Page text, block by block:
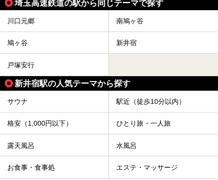
埼玉高速鉄道の駅から同じテーマで探す
川口元郷 南鳩ヶ谷
鳩ヶ谷 新井宿
戸塚安行
新井宿駅の人気テーマから探す
サウナ 駅近（徒歩10分以内）
格安（1,000円以下） ひとり旅・一人旅
露天風呂 水風呂
お食事・食事処 エステ・マッサージ